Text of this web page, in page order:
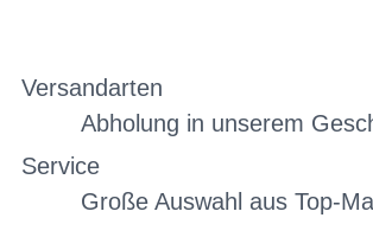
Versandarten
Abholung in unserem
Service
Große Auswahl aus Top-